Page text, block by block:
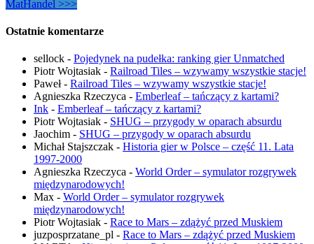
MatHandel >>>
Ostatnie komentarze
sellock - Pojedynek na pudełka: ranking gier Unmatched
Piotr Wojtasiak - Railroad Tiles – wzywamy wszystkie stacje!
Paweł- Railroad Tiles – wzywamy wszystkie stacje!
Agnieszka Rzeczyca - Emberleaf – tańczący z kartami?
Ink - Emberleaf – tańczący z kartami?
Piotr Wojtasiak - SHUG – przygody w oparach absurdu
Jaochim - SHUG – przygody w oparach absurdu
Michał Stajszczak - Historia gier w Polsce – część 11. Lata
1997-2000
Agnieszka Rzeczyca - World Order – symulator rozgrywek
międzynarodowych!
Max - World Order – symulator rozgrywek
międzynarodowych!
Piotr Wojtasiak - Race to Mars – zdążyć przed Muskiem
juzposprzatane_pl - Race to Mars – zdążyć przed Muskiem